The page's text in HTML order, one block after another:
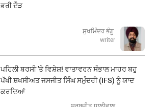
ਭਰੀ ਦੌੜ
ਸੁਖਮਿੰਦਰ ਭੰਗੂ
writer
ਪਹਿਲੀ ਬਰਸੀ 'ਤੇ ਵਿਸ਼ੇਸ਼! ਵਾਤਾਵਰਨ ਸੰਭਾਲ ਮਾਹਰ ਬਹੁ
ਪੱਖੀ ਸ਼ਖਸੀਅਤ ਜਸਜੀਤ ਸਿੰਘ ਸਮੁੰਦਰੀ (IFS) ਨੂੰ ਯਾਦ
ਕਰਦਿਆਂ